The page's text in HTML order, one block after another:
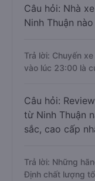
Trả lời: Chuyến
0:00 là của nhà
Câu hỏi: Nhà
Ninh Thuận
Trả lời: Chuyến
vào lúc 23:00 là
từ Ninh Thuận
sắc, cao cấp